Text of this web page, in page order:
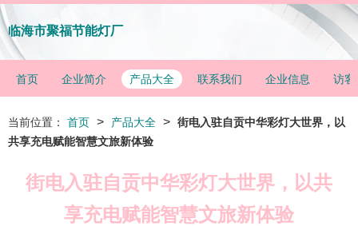
临海市聚福节能灯厂
首页 企业简介 产品大全 联系我们 企业信息 访客
当前位置： 首页 > 产品大全 > 街电入驻自贡中华彩灯大世界，以
共享充电赋能智慧文旅新体验
街电入驻自贡中华彩灯大世界，以共
享充电赋能智慧文旅新体验